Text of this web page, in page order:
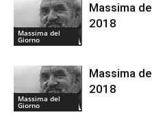
Massima del
Giorno
Massima
2018
Massima del
Giorno
Massima
2018